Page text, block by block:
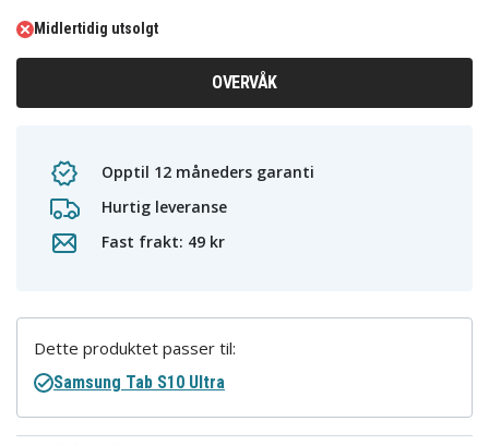
Midlertidig utsolgt
OVERVÅK
Opptil 12 måneders garanti
Hurtig leveranse
Fast frakt: 49 kr
Dette produktet passer til:
Samsung Tab S10 Ultra